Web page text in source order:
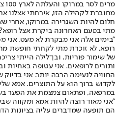
מחוברת לקהילה הזו, אירחתי אצלנו
חלום להיות השגרירה במרוקו, אחרי
מתי בפעם האחרונה ביקרת אצל רופא?
"בימים אלה אני מבקרת לא מעט. אני
רופא, לא זוכרת מתי לקחתי חופשת
של שימור פוריות, ובן־לילה הייתי
ותורים לרופאים. אני עטופה באחיות
החוויה לנעימה הרבה יותר. אני
לקדוש ברוך הוא על התוצרים. אמא
במרפאה, ופתאום צמצמת את הפער
"אני מאוד רוצה להיות אמא ומקווה
הם תופעה שמדברים עליה בציונות